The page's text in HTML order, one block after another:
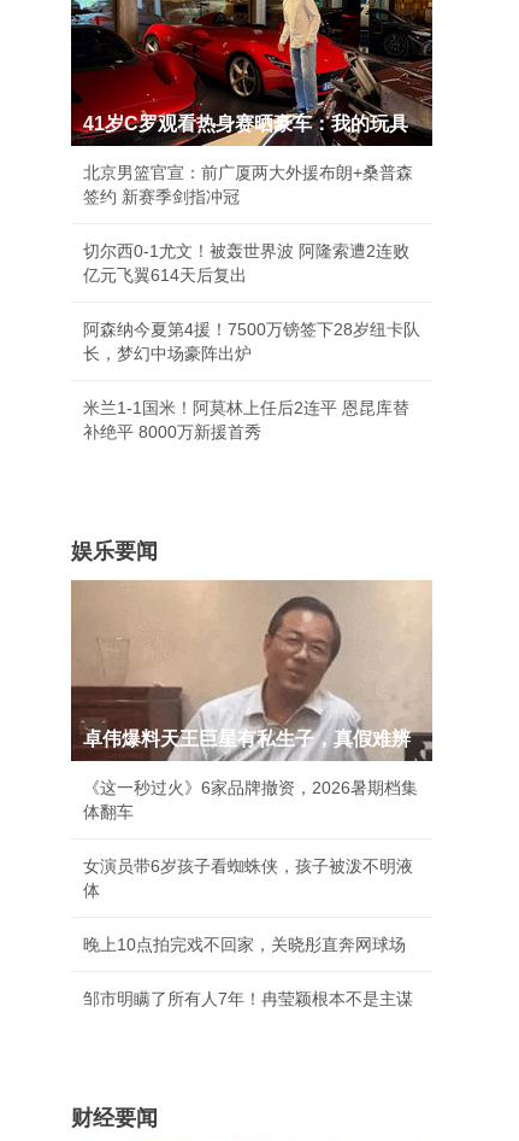
41岁C罗观看热身赛晒豪车：我的玩具
北京男篮官宣：前广厦两大外援布朗+桑普森
签约 新赛季剑指冲冠
切尔西0-1尤文！被轰世界波 阿隆索遭2连败
亿元飞翼614天后复出
阿森纳今夏第4援！7500万镑签下28岁纽卡队
长，梦幻中场豪阵出炉
米兰1-1国米！阿莫林上任后2连平 恩昆库替
补绝平 8000万新援首秀
娱乐要闻
卓伟爆料天王巨星有私生子，真假难辨
《这一秒过火》6家品牌撤资，2026暑期档集
体翻车
女演员带6岁孩子看蜘蛛侠，孩子被泼不明液
体
晚上10点拍完戏不回家，关晓彤直奔网球场
邹市明瞒了所有人7年！冉莹颖根本不是主谋
财经要闻